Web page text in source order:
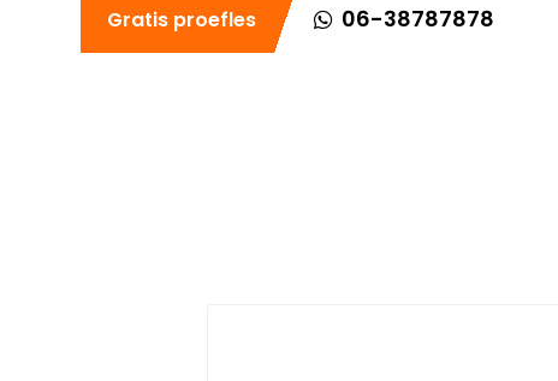
Gratis proefles 06-38787878